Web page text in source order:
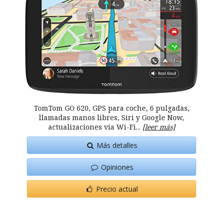
TomTom GO 620, GPS para coche, 6 pulgadas,
llamadas manos libres, Siri y Google Now,
actualizaciones via Wi-Fi... [leer más]
Más detalles
Opiniones
Precio actual